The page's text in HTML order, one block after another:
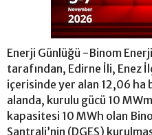
Enerji Günlüğü -Binom Enerji
tarafından, Edirne İli, Enez
içerisinde yer alan 12,06 ha
alanda, kurulu gücü 10
kapasitesi 10 MWh olan
Santrali’nin (DGES)